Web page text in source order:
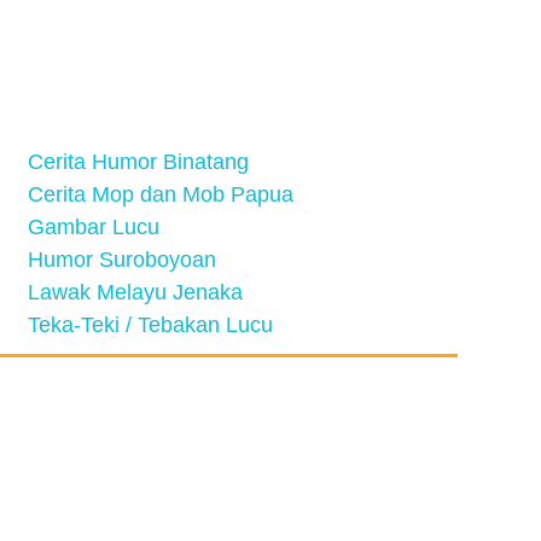
Cerita Humor Binatang
Cerita Mop dan Mob Papua
Gambar Lucu
Humor Suroboyoan
Lawak Melayu Jenaka
Teka-Teki / Tebakan Lucu